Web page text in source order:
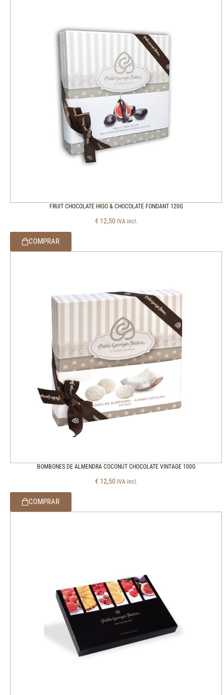
FRUIT CHOCOLATE HIGO & CHOCOLATE FONDANT 120G
€ 12,50 IVA incl.
COMPRAR
BOMBONES DE ALMENDRA COCONUT CHOCOLATE VINTAGE 100G
€ 12,50 IVA incl.
COMPRAR